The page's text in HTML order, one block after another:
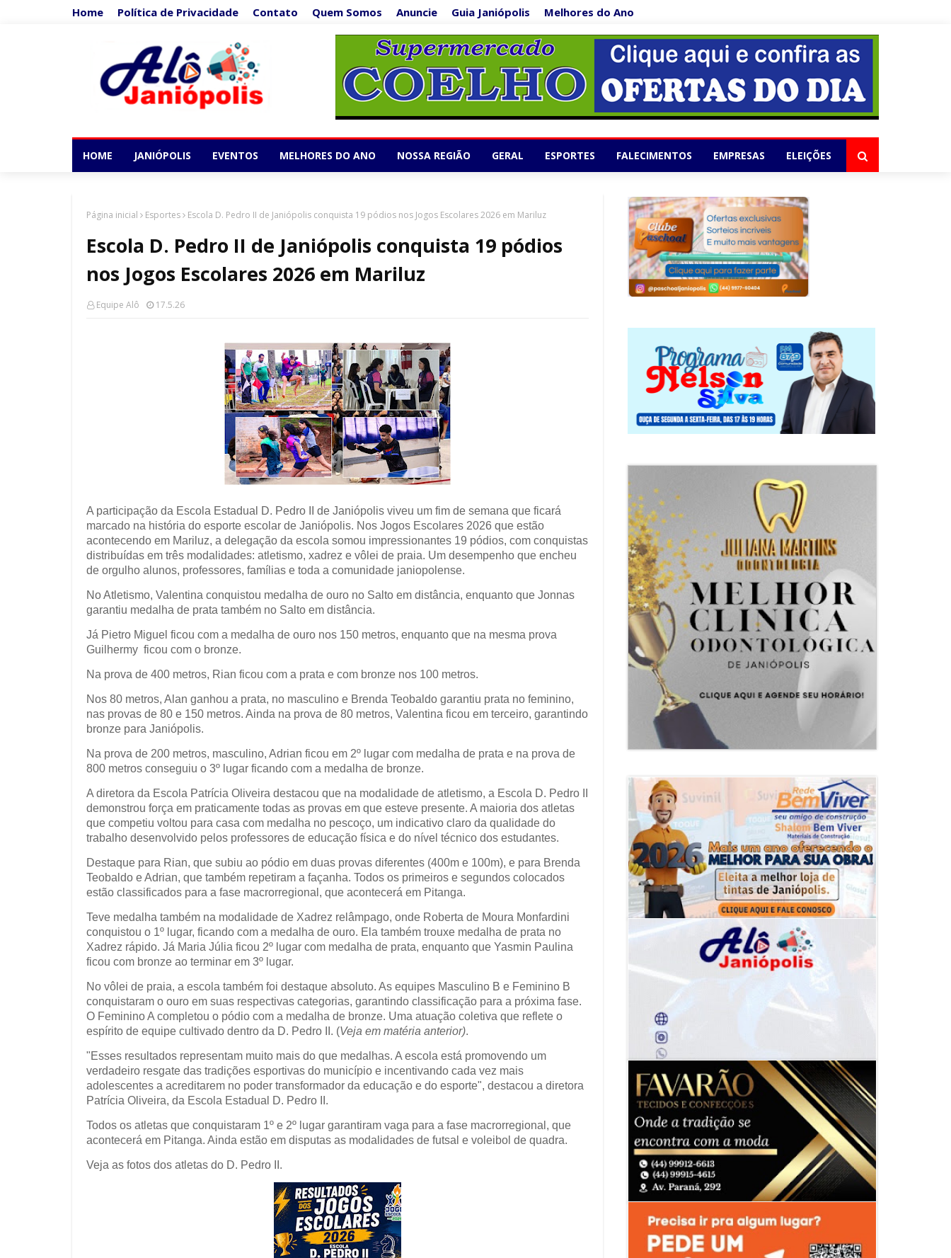
Home Política de Privacidade Contato Quem Somos Anuncie Guia Janiópolis Melhores do Ano
HOME JANIÓPOLIS EVENTOS MELHORES DO ANO NOSSA REGIÃO GERAL ESPORTES FALECIMENTOS EMPRESAS ELEIÇÕES
Página inicial Esportes Escola D. Pedro II de Janiópolis conquista 19 pódios nos Jogos Escolares 2026 em Mariluz
Escola D. Pedro II de Janiópolis conquista 19 pódios
nos Jogos Escolares 2026 em Mariluz
Equipe Alô 17.5.26
A participação da Escola Estadual D. Pedro II de Janiópolis viveu um fim de semana que ficará
marcado na história do esporte escolar de Janiópolis. Nos Jogos Escolares 2026 que estão
acontecendo em Mariluz, a delegação da escola somou impressionantes 19 pódios, com conquistas
distribuídas em três modalidades: atletismo, xadrez e vôlei de praia. Um desempenho que encheu
de orgulho alunos, professores, famílias e toda a comunidade janiopolense.
No Atletismo, Valentina conquistou medalha de ouro no Salto em distância, enquanto que Jonnas
garantiu medalha de prata também no Salto em distância.
Já Pietro Miguel ficou com a medalha de ouro nos 150 metros, enquanto que na mesma prova
Guilhermy ficou com o bronze.
Na prova de 400 metros, Rian ficou com a prata e com bronze nos 100 metros.
Nos 80 metros, Alan ganhou a prata, no masculino e Brenda Teobaldo garantiu prata no feminino,
nas provas de 80 e 150 metros. Ainda na prova de 80 metros, Valentina ficou em terceiro, garantindo
bronze para Janiópolis.
Na prova de 200 metros, masculino, Adrian ficou em 2º lugar com medalha de prata e na prova de
800 metros conseguiu o 3º lugar ficando com a medalha de bronze.
A diretora da Escola Patrícia Oliveira destacou que na modalidade de atletismo, a Escola D. Pedro II
demonstrou força em praticamente todas as provas em que esteve presente. A maioria dos atletas
que competiu voltou para casa com medalha no pescoço, um indicativo claro da qualidade do
trabalho desenvolvido pelos professores de educação física e do nível técnico dos estudantes.
Destaque para Rian, que subiu ao pódio em duas provas diferentes (400m e 100m), e para Brenda
Teobaldo e Adrian, que também repetiram a façanha. Todos os primeiros e segundos colocados
estão classificados para a fase macrorregional, que acontecerá em Pitanga.
Teve medalha também na modalidade de Xadrez relâmpago, onde Roberta de Moura Monfardini
conquistou o 1º lugar, ficando com a medalha de ouro. Ela também trouxe medalha de prata no
Xadrez rápido. Já Maria Júlia ficou 2º lugar com medalha de prata, enquanto que Yasmin Paulina
ficou com bronze ao terminar em 3º lugar.
No vôlei de praia, a escola também foi destaque absoluto. As equipes Masculino B e Feminino B
conquistaram o ouro em suas respectivas categorias, garantindo classificação para a próxima fase.
O Feminino A completou o pódio com a medalha de bronze. Uma atuação coletiva que reflete o
espírito de equipe cultivado dentro da D. Pedro II. (Veja em matéria anterior).
"Esses resultados representam muito mais do que medalhas. A escola está promovendo um
verdadeiro resgate das tradições esportivas do município e incentivando cada vez mais
adolescentes a acreditarem no poder transformador da educação e do esporte", destacou a diretora
Patrícia Oliveira, da Escola Estadual D. Pedro II.
Todos os atletas que conquistaram 1º e 2º lugar garantiram vaga para a fase macrorregional, que
acontecerá em Pitanga. Ainda estão em disputas as modalidades de futsal e voleibol de quadra.
Veja as fotos dos atletas do D. Pedro II.